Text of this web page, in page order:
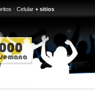
· Celular + sitios